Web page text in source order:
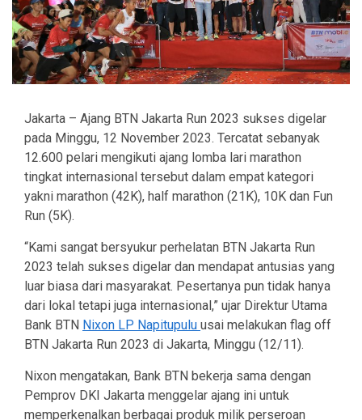
Jakarta – Ajang BTN Jakarta Run 2023 sukses digelar
pada Minggu, 12 November 2023. Tercatat sebanyak
12.600 pelari mengikuti ajang lomba lari marathon
tingkat internasional tersebut dalam empat kategori
yakni marathon (42K), half marathon (21K), 10K dan Fun
Run (5K).
“Kami sangat bersyukur perhelatan BTN Jakarta Run
2023 telah sukses digelar dan mendapat antusias yang
luar biasa dari masyarakat. Pesertanya pun tidak hanya
dari lokal tetapi juga internasional,” ujar Direktur Utama
Bank BTN Nixon LP Napitupulu usai melakukan flag off
BTN Jakarta Run 2023 di Jakarta, Minggu (12/11).
Nixon mengatakan, Bank BTN bekerja sama dengan
Pemprov DKI Jakarta menggelar ajang ini untuk
memperkenalkan berbagai produk milik perseroan